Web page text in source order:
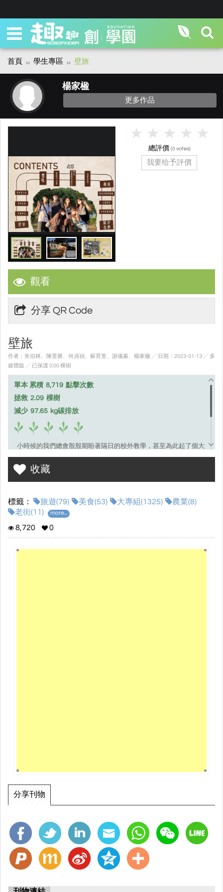
首頁 學生專區 壁旅
楊家楹
更多作品
觀看
分享 QR Code
壁旅
作者：朱伯林、陳昱勝、何貞禎、蘇育萱、謝儀蓁、楊家楹 ╱ 日期：2023-01-13 ╱ 多
媒體版 ╱ 已保護 0.00 棵樹
單本 累積 8,719 點擊次數
拯救 2.09 棵樹
減少 97.65 kg碳排放
小時候的我們總會殷殷期盼著隔日的校外教學，甚至為此起了個大
早梳妝打扮；反之，長大後為何不利用一次次的機遇找尋那最純真
的記憶。本篇刊物即是透過走訪純樸的街區巷弄-台南後壁，並記錄
下一磚一瓦所囊括的歲月風華，試圖與讀者們一同品味這「復古風
收藏
標籤： 旅遊(79) 美食(53) 大專組(1325)
農業(8)
老街(11)
more...
8,720 0
分享刊物
總評價 (0 votes)
我要给予評價